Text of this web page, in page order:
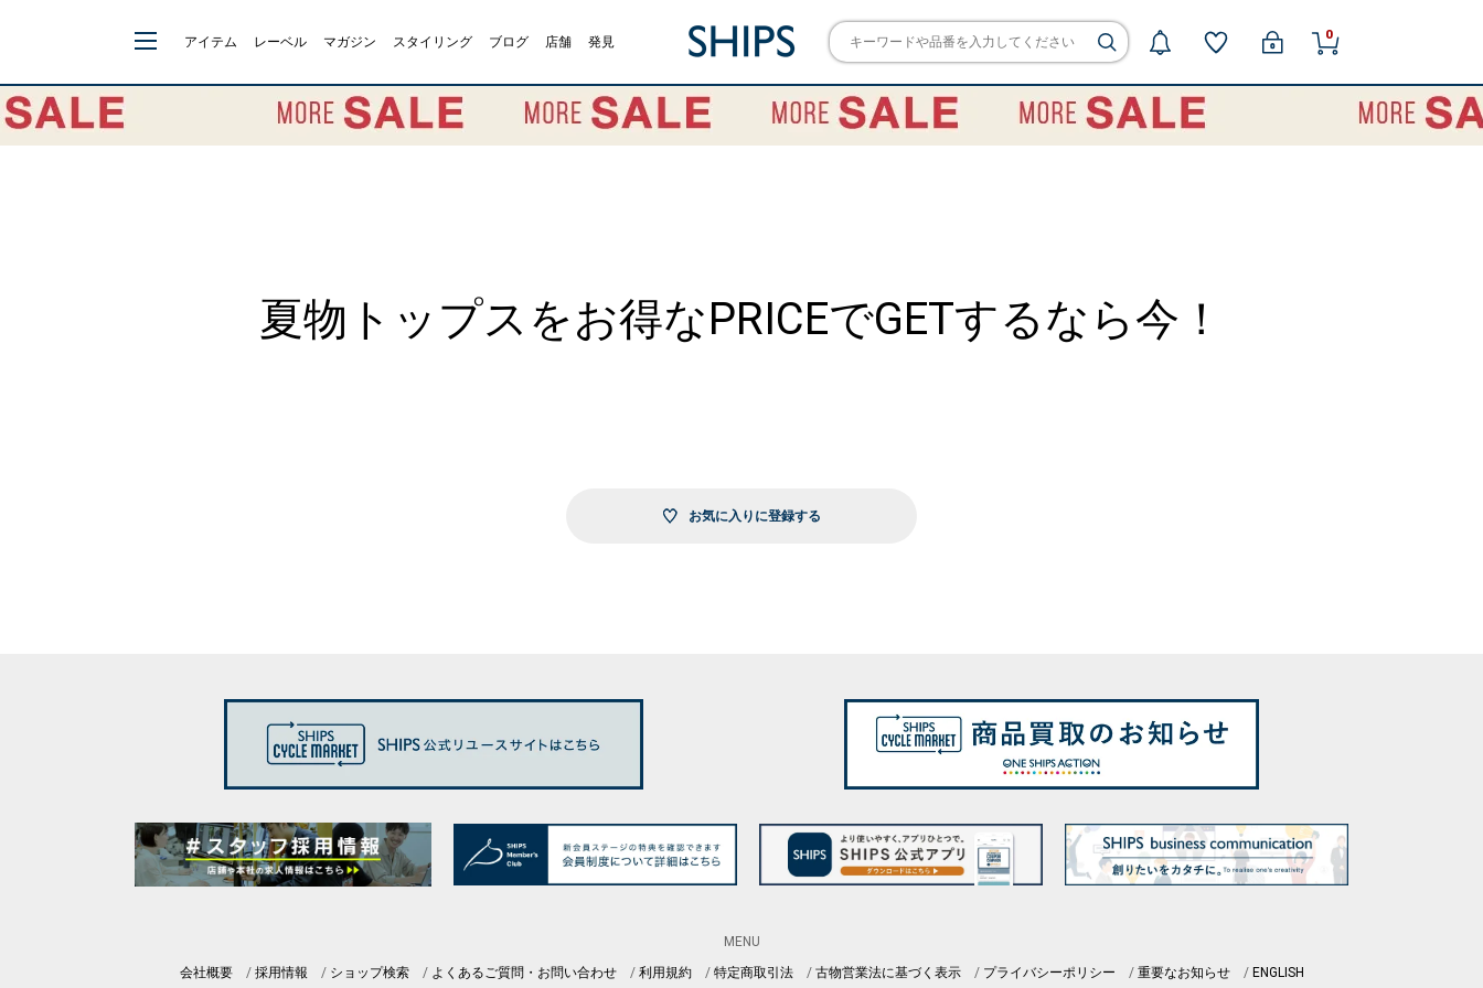
アイテム レーベル マガジン スタイリング ブログ 店舗 発見 0
夏物トップスをお得なPRICEでGETするなら今！
お気に入りに登録する
MENU
会社概要
採用情報 ショップ検索 よくあるご質問・お問い合わせ 利用規約 特定商取引法 古物営業法に基づく表示 プライバシーポリシー 重要なお知らせ ENGLISH